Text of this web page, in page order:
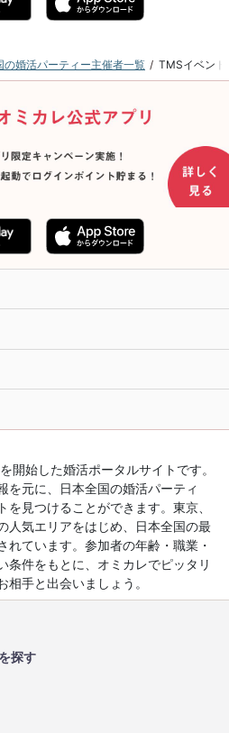
の婚活パーティー主催者一覧 TMSイベント
開始した婚活ポータルサイトです。
を元に、日本全国の婚活パーティ
見つけることができます。東京、
人気エリアをはじめ、日本全国の最
れています。参加者の年齢・職業・
条件をもとに、オミカレでピッタリ
手と出会いましょう。
探す